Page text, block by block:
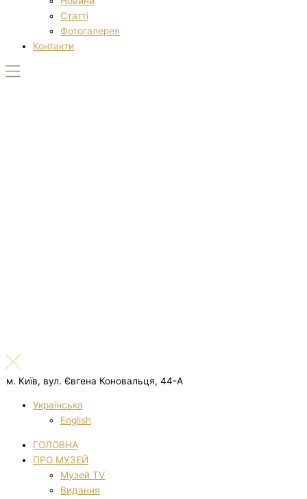
Статті
Фотогалерея
Контакти
м. Київ, вул. Євгена Коновальця, 44-А
Українська
English
ГОЛОВНА
ПРО МУЗЕЙ
Музей TV
Видання